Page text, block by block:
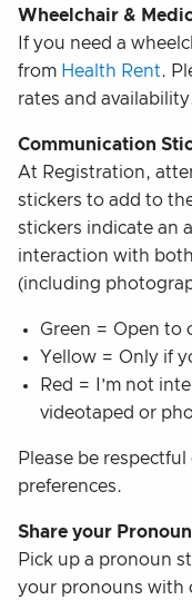
Wheelchair &
If you need a
from Health Rent.
rates and
Communication
At Registration,
stickers to add to
stickers indicate an
interaction with
(including
Green = Open to
Yellow = Only if
Red = I’m not
videotaped or
Please be
preferences.
Share your
Pick up a pronoun
your pronouns with